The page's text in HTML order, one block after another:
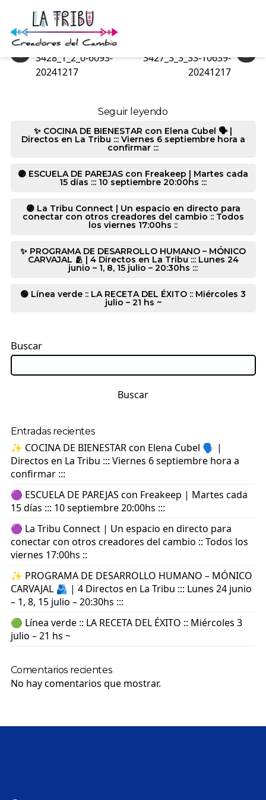
3426_1_1_0-10639-20241217
«
3428_1_2_0-6093-
20241217
»
3427_3_3_33-10639-
20241217
Seguir leyendo
✨ COCINA DE BIENESTAR con Elena Cubel 🗣️ |
Directos en La Tribu ::: Viernes 6 septiembre hora a
confirmar :::
🟣 ESCUELA DE PAREJAS con Freakeep | Martes cada
15 días ::: 10 septiembre 20:00hs :::
🟣 La Tribu Connect | Un espacio en directo para
conectar con otros creadores del cambio :: Todos
los viernes 17:00hs ::
✨ PROGRAMA DE DESARROLLO HUMANO – MÓNICO
CARVAJAL 🫂 | 4 Directos en La Tribu ::: Lunes 24
junio – 1, 8, 15 julio – 20:30hs :::
🟢 Línea verde :: LA RECETA DEL ÉXITO :: Miércoles 3
julio – 21 hs ~
Buscar
Buscar
Entradas recientes
✨ COCINA DE BIENESTAR con Elena Cubel 🗣️ |
Directos en La Tribu ::: Viernes 6 septiembre hora a
confirmar :::
🟣 ESCUELA DE PAREJAS con Freakeep | Martes cada
15 días ::: 10 septiembre 20:00hs :::
🟣 La Tribu Connect | Un espacio en directo para
conectar con otros creadores del cambio :: Todos los
viernes 17:00hs ::
✨ PROGRAMA DE DESARROLLO HUMANO – MÓNICO
CARVAJAL 🫂 | 4 Directos en La Tribu ::: Lunes 24 junio
– 1, 8, 15 julio – 20:30hs :::
🟢 Línea verde :: LA RECETA DEL ÉXITO :: Miércoles 3
julio – 21 hs ~
Comentarios recientes
No hay comentarios que mostrar.